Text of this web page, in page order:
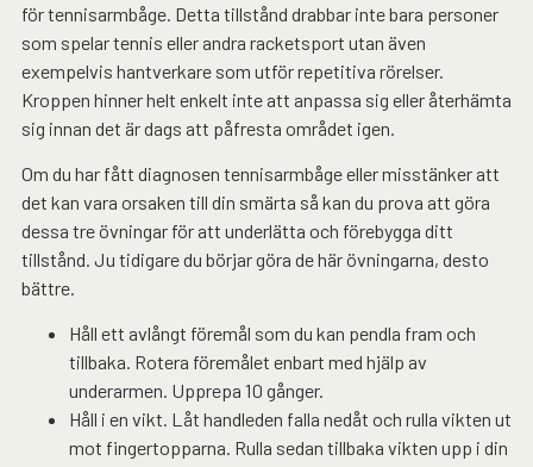
för tennisarmbåge. Detta tillstånd drabbar inte bara personer
som spelar tennis eller andra racketsport utan även
exempelvis hantverkare som utför repetitiva rörelser.
Kroppen hinner helt enkelt inte att anpassa sig eller återhämta
sig innan det är dags att påfresta området igen.
Om du har fått diagnosen tennisarmbåge eller misstänker att
det kan vara orsaken till din smärta så kan du prova att göra
dessa tre övningar för att underlätta och förebygga ditt
tillstånd. Ju tidigare du börjar göra de här övningarna, desto
bättre.
Håll ett avlångt föremål som du kan pendla fram och
tillbaka. Rotera föremålet enbart med hjälp av
underarmen. Upprepa 10 gånger.
Håll i en vikt. Låt handleden falla nedåt och rulla vikten ut
mot fingertopparna. Rulla sedan tillbaka vikten upp i din